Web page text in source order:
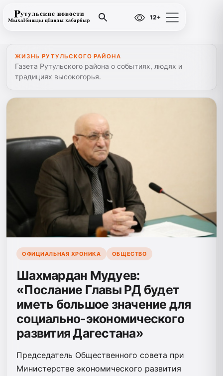
12+
ЖИЗНЬ РУТУЛЬСКОГО РАЙОНА
Газета Рутульского района о событиях, людях и
традициях высокогорья.
ОФИЦИАЛЬНАЯ ХРОНИКА ОБЩЕСТВО
Шахмардан Мудуев:
«Послание Главы РД будет
иметь большое значение для
социально-экономического
развития Дагестана»
Председатель Общественного совета при
Министерстве экономического развития